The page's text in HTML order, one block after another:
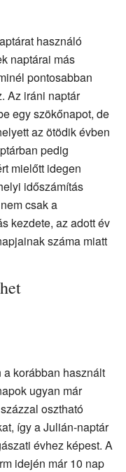
használó
naptárai más
pontosabban
Az iráni naptár
egy szökőnapot, de
az ötödik évben
pedig
mielőtt idegen
időszámítás
csak a
kezdete, az adott év
száma miatt
korábban használt
ugyan már
osztható
így a Julián-naptár
évhez képest. A
idején már 10 nap